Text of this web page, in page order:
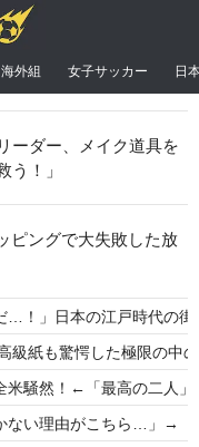
海外組 女子サッカー 日
！」日本の江戸時代の
級紙も驚愕した極限の中
米騒然！←「最高の二人」
ない理由がこちら…」→
ーダー、メイク道具を
う！」
ピングで大失敗した放